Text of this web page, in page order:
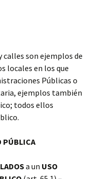
son ejemplos de
locales en los que
Públicas o
ejemplos también
todos ellos
PÚBLICA
a un USO